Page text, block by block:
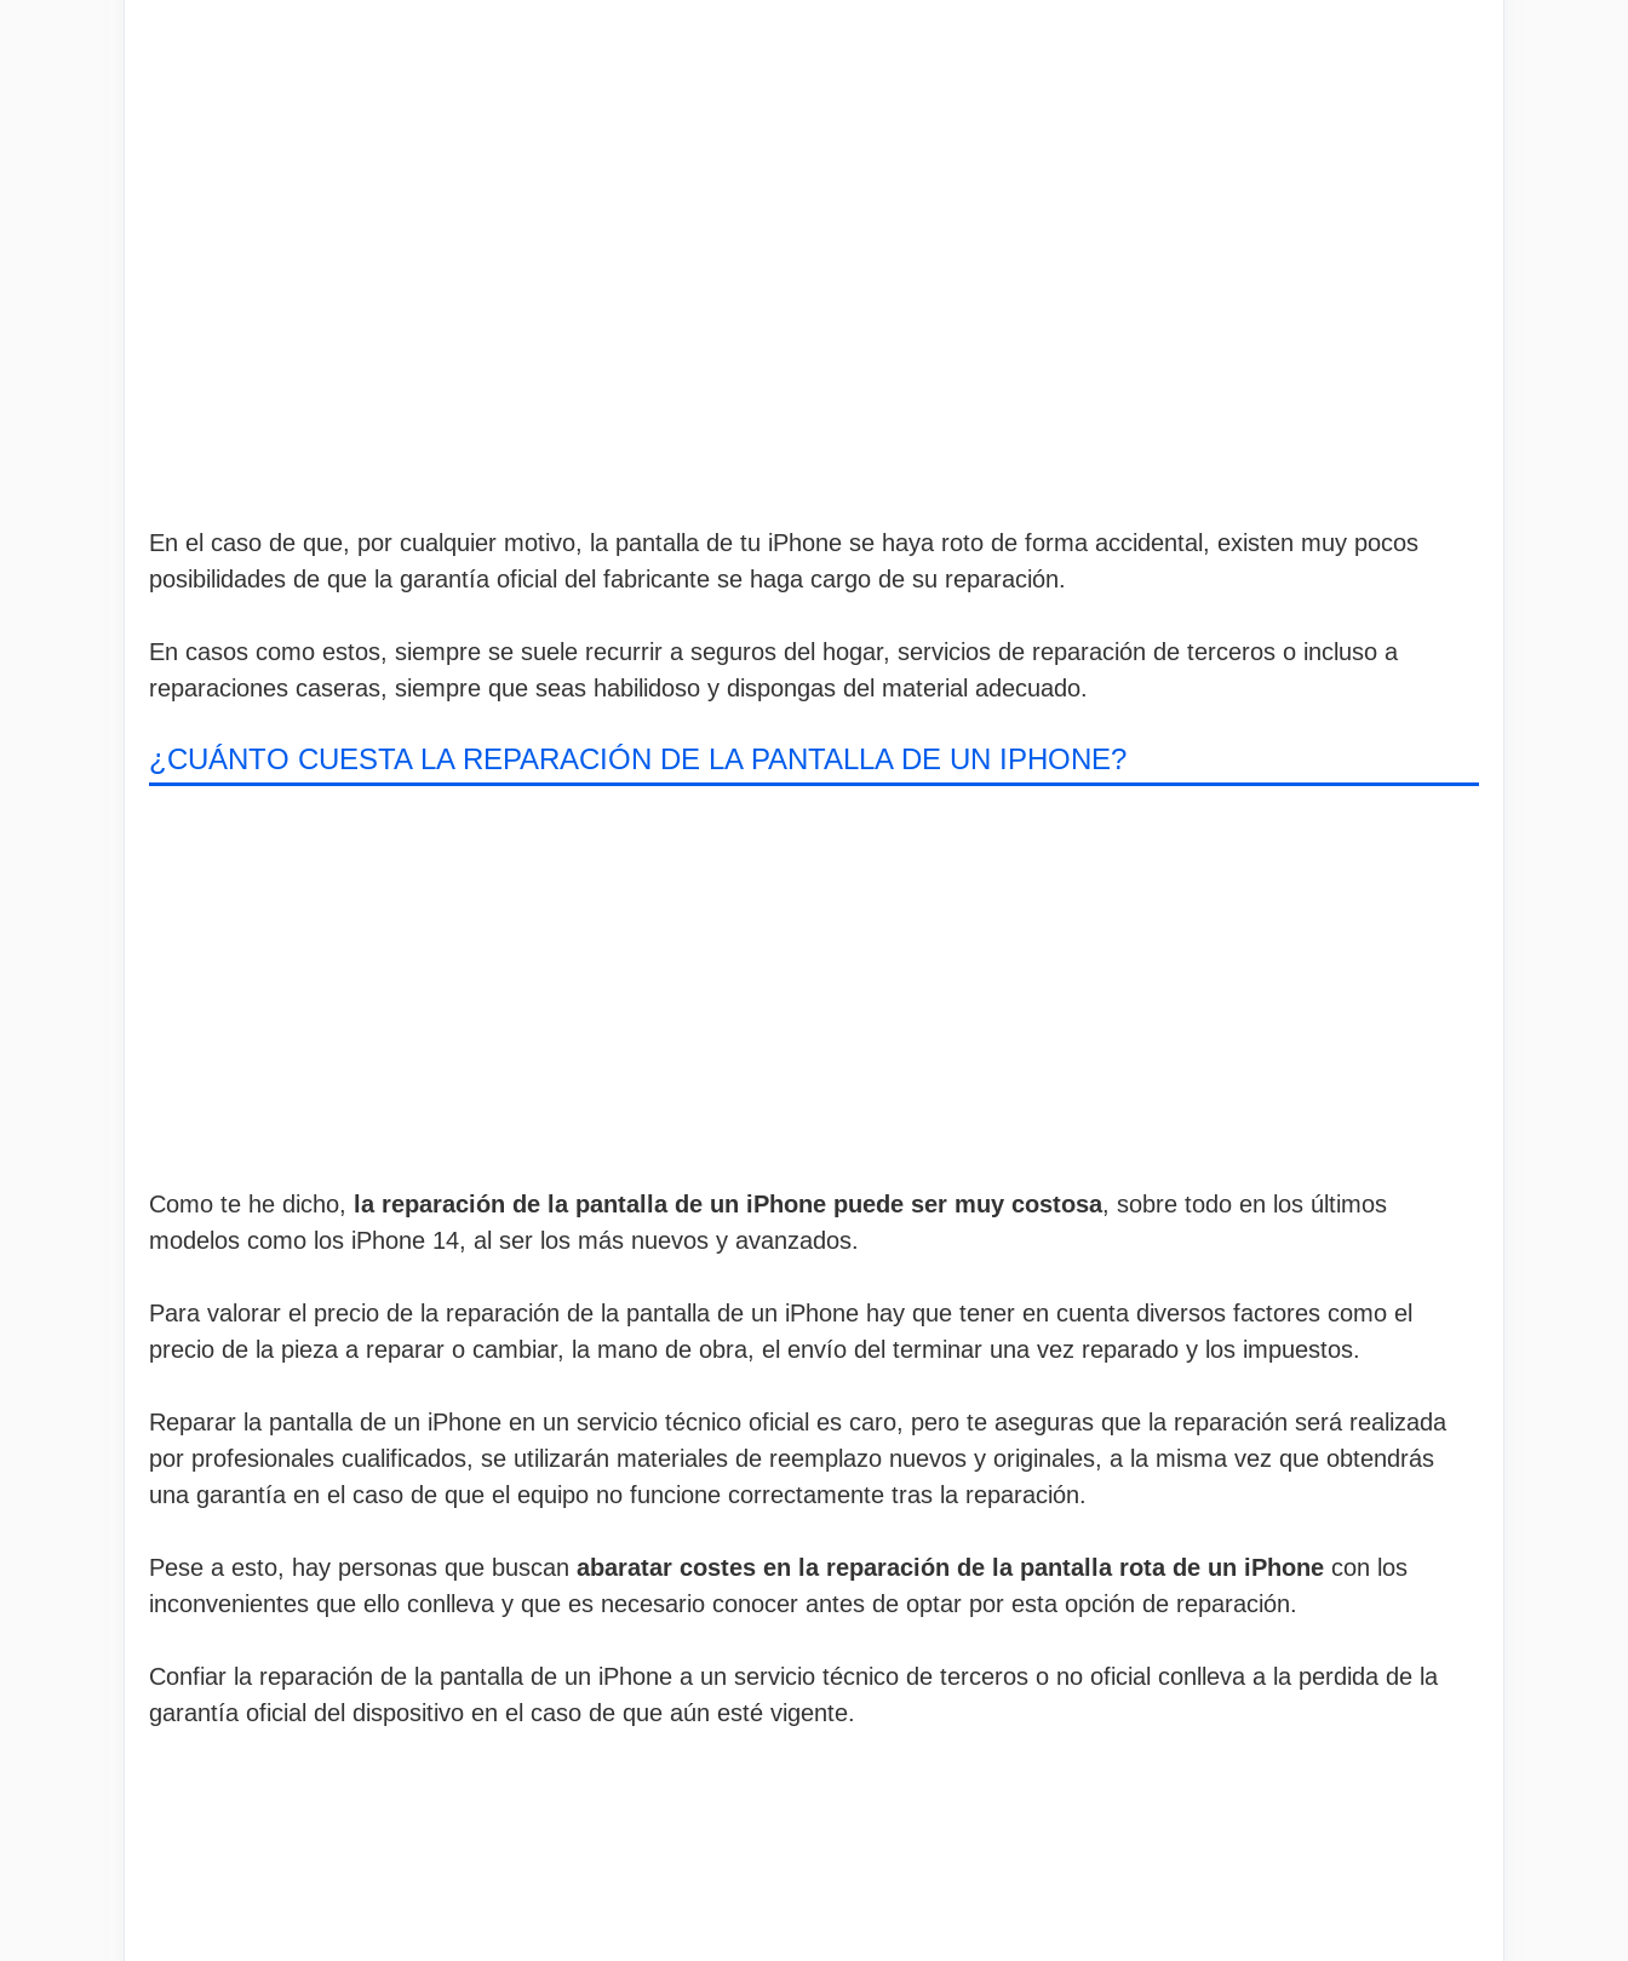
En el caso de que, por cualquier motivo, la pantalla de tu iPhone se haya roto de forma accidental, existen muy pocos
posibilidades de que la garantía oficial del fabricante se haga cargo de su reparación.
En casos como estos, siempre se suele recurrir a seguros del hogar, servicios de reparación de terceros o incluso a
reparaciones caseras, siempre que seas habilidoso y dispongas del material adecuado.
¿CUÁNTO CUESTA LA REPARACIÓN DE LA PANTALLA DE UN IPHONE?
Como te he dicho, la reparación de la pantalla de un iPhone puede ser muy costosa, sobre todo en los últimos
modelos como los iPhone 14, al ser los más nuevos y avanzados.
Para valorar el precio de la reparación de la pantalla de un iPhone hay que tener en cuenta diversos factores como el
precio de la pieza a reparar o cambiar, la mano de obra, el envío del terminar una vez reparado y los impuestos.
Reparar la pantalla de un iPhone en un servicio técnico oficial es caro, pero te aseguras que la reparación será realizada
por profesionales cualificados, se utilizarán materiales de reemplazo nuevos y originales, a la misma vez que obtendrás
una garantía en el caso de que el equipo no funcione correctamente tras la reparación.
Pese a esto, hay personas que buscan abaratar costes en la reparación de la pantalla rota de un iPhone con los
inconvenientes que ello conlleva y que es necesario conocer antes de optar por esta opción de reparación.
Confiar la reparación de la pantalla de un iPhone a un servicio técnico de terceros o no oficial conlleva a la perdida de la
garantía oficial del dispositivo en el caso de que aún esté vigente.